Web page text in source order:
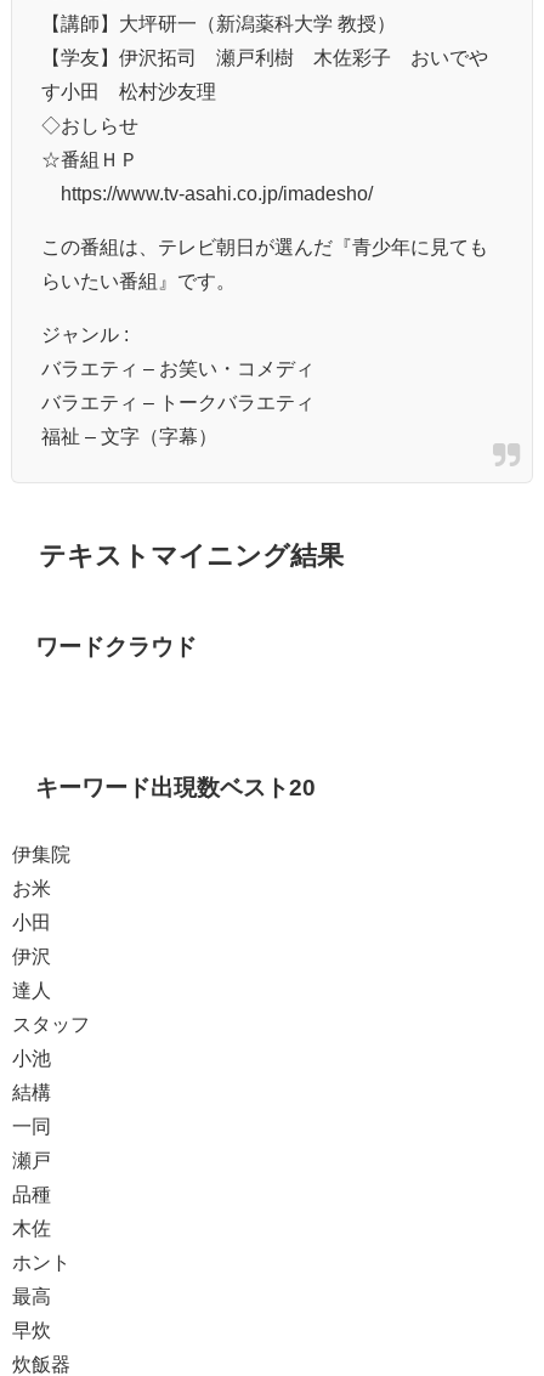
【講師】大坪研一（新潟薬科大学 教授）
【学友】伊沢拓司 瀬戸利樹 木佐彩子 おいでや
す小田 松村沙友理
◇おしらせ
☆番組ＨＰ
https://www.tv-asahi.co.jp/imadesho/
この番組は、テレビ朝日が選んだ『青少年に見ても
らいたい番組』です。
ジャンル :
バラエティ – お笑い・コメディ
バラエティ – トークバラエティ
福祉 – 文字（字幕）
テキストマイニング結果
ワードクラウド
キーワード出現数ベスト20
伊集院
お米
小田
伊沢
達人
スタッフ
小池
結構
一同
瀬戸
品種
木佐
ホント
最高
早炊
炊飯器